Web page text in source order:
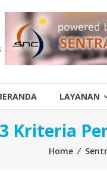
LAYANAN
3 Kriteria
Home ⁄